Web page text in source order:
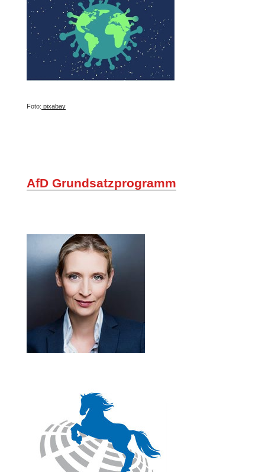
Foto: pixabay
AfD Grundsatzprogramm